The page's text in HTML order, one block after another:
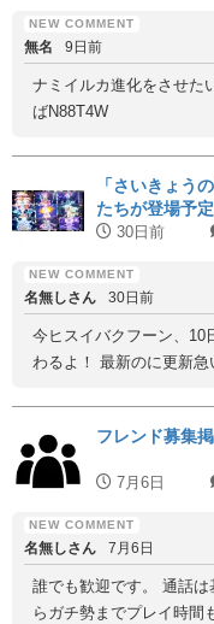
無名 9日前
ナミイルカ進化をさせた
ばN88T4W
「さいきょう
たちが登場予
30日前
名無しさん 30日前
今ヒスイバクフーン、10
わるよ！ 最新のに更新急
フレンド募集
7月6日
名無しさん 7月6日
誰でも歓迎です。 通話
らガチ勢までプレイ時間